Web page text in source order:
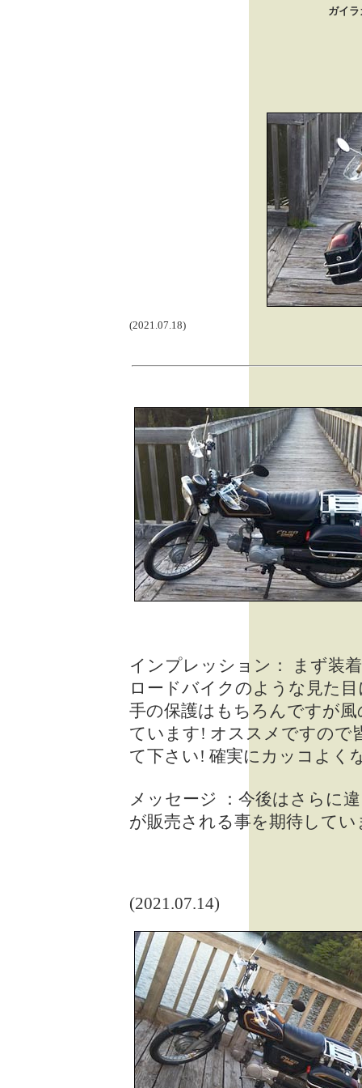
ガイ
(2021.07.18)
インプレッション： まず装
ロードバイクのような見た
手の保護はもちろんですが
ています! オススメですので
て下さい! 確実にカッコよく
メッセージ ：今後はさらに
が販売される事を期待してい
(2021.07.14)